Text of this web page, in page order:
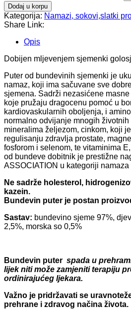
Dodaj u korpu
Kategorija: Namazi, sokovi,slatki
Share Link:
Opis
Dobijen mljevenjem sjemenki
Puter od bundevinih sjemenki je
namaz, koji ima sačuvane sve
sjemena. Sadrži nezasićene
koje pružaju dragocenu pomoć u
kardiovaskularnih oboljenja, i
normalno odvijanje mnogih
mineralima željezom, cinkom, koji
regulisanju zdravlja prostate,
fosforom i selenom, te vitaminima
od bundeve dobitnik je prestižne
ASSOCIATION u kategoriji
Ne sadrže holesterol,
kazein.
Bundevin puter je postan
Sastav: bundevino sjeme 97%,
2,5%, morska so 0,5%
Bundevin puter spada u
lijek niti može zamjeniti terapiju
ordinirajućeg ljekara.
Važno je pridržavati se
prehrane i zdravog načina života.